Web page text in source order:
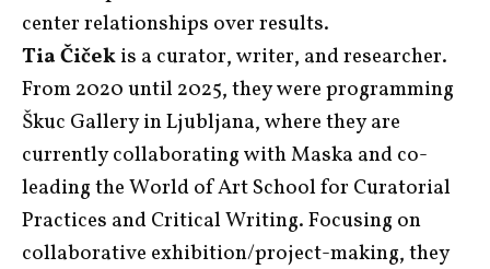
center relationships over results.
Tia Čičekis a curator, writer, and researcher.
From 2020 until 2025, they were programming
Škuc Gallery in Ljubljana, where they are
currently collaborating with Maska and co-
leading the World of Art School for Curatorial
Practices and Critical Writing. Focusing on
collaborative exhibition/project-making, they